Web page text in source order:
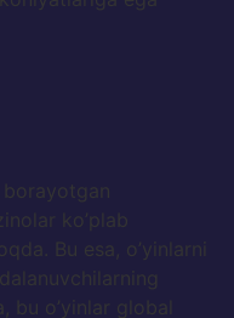
ko’plab
Bu esa, o’yinlarni
o’yinlar global